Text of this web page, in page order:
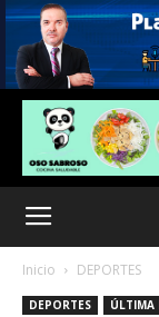
Inicio DEPORTES
DEPORTES ÚLTIMA